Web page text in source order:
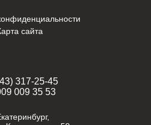
сайта
317-25-45
009 35 53